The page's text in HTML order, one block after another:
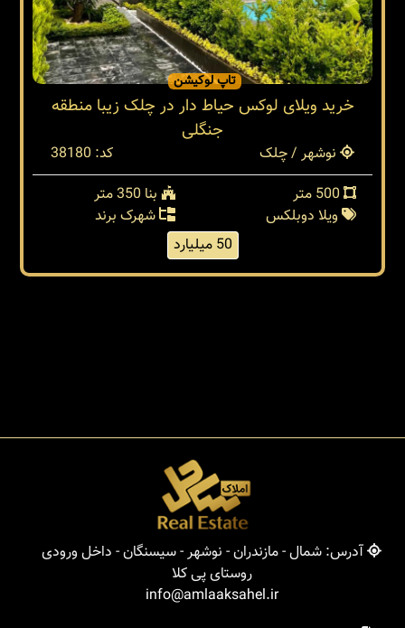
تاپ لوکیشن
خرید ویلای لوکس حیاط دار در چلک زیبا منطقه
جنگلی
نوشهر / چلک
کد: 38180
بنا 350 متر
ویلا دوبلکس
شهرک برند
50 میلیارد
آدرس: شمال - مازندران - نوشهر - سیسنگان - داخل ورودی
روستای پی کلا
info@amlaaksahel.ir